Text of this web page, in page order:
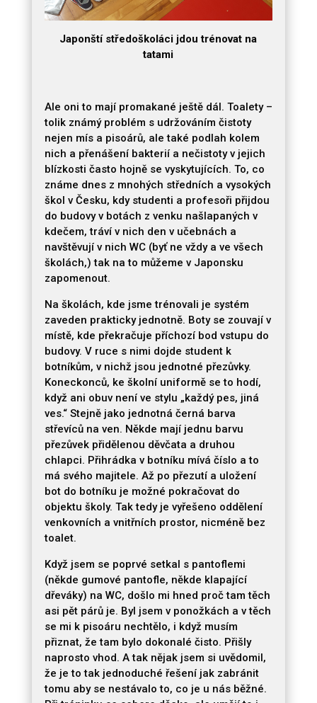
Japonští středoškoláci jdou trénovat na
tatami
Ale oni to mají promakané ještě dál. Toalety –
tolik známý problém s udržováním čistoty
nejen mís a pisoárů, ale také podlah kolem
nich a přenášení bakterií a nečistoty v jejich
blízkosti často hojně se vyskytujících. To, co
známe dnes z mnohých středních a vysokých
škol v Česku, kdy studenti a profesoři přijdou
do budovy v botách z venku našlapaných v
kdečem, tráví v nich den v učebnách a
navštěvují v nich WC (byť ne vždy a ve všech
školách,) tak na to můžeme v Japonsku
zapomenout.
Na školách, kde jsme trénovali je systém
zaveden prakticky jednotně. Boty se zouvají v
místě, kde překračuje příchozí bod vstupu do
budovy. V ruce s nimi dojde student k
botníkům, v nichž jsou jednotné přezůvky.
Koneckonců, ke školní uniformě se to hodí,
když ani obuv není ve stylu „každý pes, jiná
ves.“ Stejně jako jednotná černá barva
střevíců na ven. Někde mají jednu barvu
přezůvek přidělenou děvčata a druhou
chlapci. Přihrádka v botníku mívá číslo a to
má svého majitele. Až po přezutí a uložení
bot do botníku je možné pokračovat do
objektu školy. Tak tedy je vyřešeno oddělení
venkovních a vnitřních prostor, nicméně bez
toalet.
Když jsem se poprvé setkal s pantoflemi
(někde gumové pantofle, někde klapající
dřeváky) na WC, došlo mi hned proč tam těch
asi pět párů je. Byl jsem v ponožkách a v těch
se mi k pisoáru nechtělo, i když musím
přiznat, že tam bylo dokonalé čisto. Přišly
naprosto vhod. A tak nějak jsem si uvědomil,
že je to tak jednoduché řešení jak zabránit
tomu aby se nestávalo to, co je u nás běžné.